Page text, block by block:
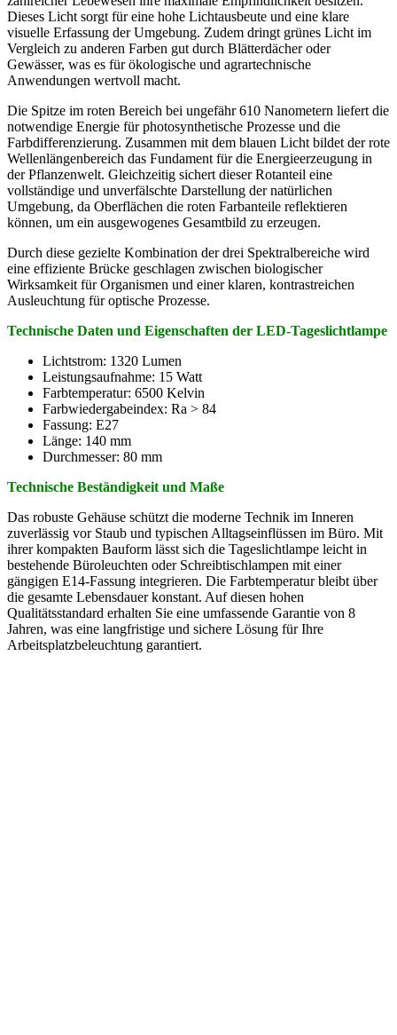
Dieses Licht sorgt für eine hohe Lichtausbeute und eine klare
visuelle Erfassung der Umgebung. Zudem dringt grünes Licht im
Vergleich zu anderen Farben gut durch Blätterdächer oder
Gewässer, was es für ökologische und agrartechnische
Anwendungen wertvoll macht.
Die Spitze im roten Bereich bei ungefähr 610 Nanometern liefert die
notwendige Energie für photosynthetische Prozesse und die
Farbdifferenzierung. Zusammen mit dem blauen Licht bildet der rote
Wellenlängenbereich das Fundament für die Energieerzeugung in
der Pflanzenwelt. Gleichzeitig sichert dieser Rotanteil eine
vollständige und unverfälschte Darstellung der natürlichen
Umgebung, da Oberflächen die roten Farbanteile reflektieren
können, um ein ausgewogenes Gesamtbild zu erzeugen.
Durch diese gezielte Kombination der drei Spektralbereiche wird
eine effiziente Brücke geschlagen zwischen biologischer
Wirksamkeit für Organismen und einer klaren, kontrastreichen
Ausleuchtung für optische Prozesse.
Technische Daten und Eigenschaften der LED-Tageslichtlampe
Lichtstrom: 1320 Lumen
Leistungsaufnahme: 15 Watt
Farbtemperatur: 6500 Kelvin
Farbwiedergabeindex: Ra > 84
Fassung: E27
Länge: 140 mm
Durchmesser: 80 mm
Technische Beständigkeit und Maße
Das robuste Gehäuse schützt die moderne Technik im Inneren
zuverlässig vor Staub und typischen Alltagseinflüssen im Büro. Mit
ihrer kompakten Bauform lässt sich die Tageslichtlampe leicht in
bestehende Büroleuchten oder Schreibtischlampen mit einer
gängigen E14-Fassung integrieren. Die Farbtemperatur bleibt über
die gesamte Lebensdauer konstant. Auf diesen hohen
Qualitätsstandard erhalten Sie eine umfassende Garantie von 8
Jahren, was eine langfristige und sichere Lösung für Ihre
Arbeitsplatzbeleuchtung garantiert.